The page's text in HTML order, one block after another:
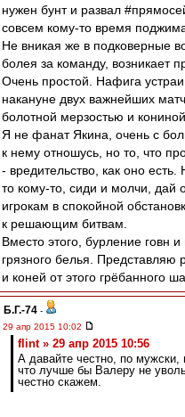
нужен бунт и развал
совсем кому-то время
Не вникая же в подковерные
болея за команду, возникает
Очень простой. Нафига
накануне двух важнейших
болотной мерзостью и
Я не фанат Якина, очень с
к нему отношусь, но то, что
- вредительство, как оно есть.
то кому-то, сиди и молчи, дай
игрокам в спокойной
к решающим битвам.
Вместо этого, бурление говн
грязного белья. Представляю
и коней от этого грёбанного
Б.Г.-74 -
29 апр 2015 10:02
flint » 29 апр 2015 10:56
А давайте честно, по мужски,
что лучше бы Валеру не
честно скажем.